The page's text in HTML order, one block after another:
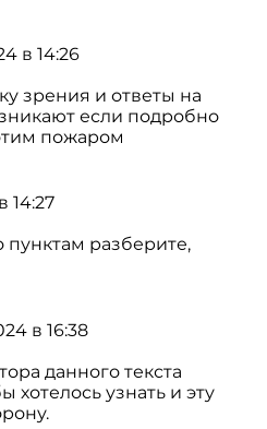
в 14:26
зрения и ответы на
если подробно
пожаром
14:27
разберите,
в 16:38
данного текста
хотелось узнать и эту